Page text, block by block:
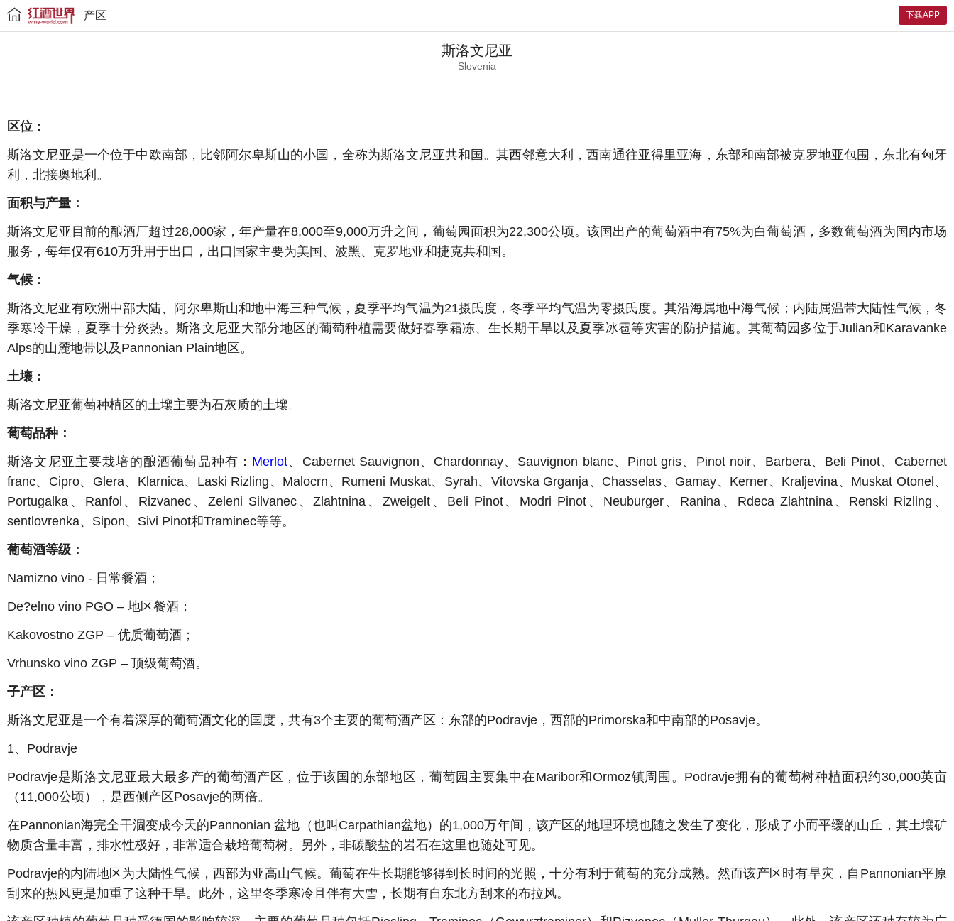
下载APP
产区
斯洛文尼亚
Slovenia
区位：
斯洛文尼亚是一个位于中欧南部，比邻阿尔卑斯山的小国，全称为斯洛文尼亚共和国。其西邻意大利，西南通往亚得里亚海，东部和南部被克罗地亚包围，东北有匈牙
利，北接奥地利。
面积与产量：
斯洛文尼亚目前的酿酒厂超过28,000家，年产量在8,000至9,000万升之间，葡萄园面积为22,300公顷。该国出产的葡萄酒中有75%为白葡萄酒，多数葡萄酒为国内市场
服务，每年仅有610万升用于出口，出口国家主要为美国、波黑、克罗地亚和捷克共和国。
气候：
斯洛文尼亚有欧洲中部大陆、阿尔卑斯山和地中海三种气候，夏季平均气温为21摄氏度，冬季平均气温为零摄氏度。其沿海属地中海气候；内陆属温带大陆性气候，冬
季寒冷干燥，夏季十分炎热。斯洛文尼亚大部分地区的葡萄种植需要做好春季霜冻、生长期干旱以及夏季冰雹等灾害的防护措施。其葡萄园多位于Julian和Karavanke
Alps的山麓地带以及Pannonian Plain地区。
土壤：
斯洛文尼亚葡萄种植区的土壤主要为石灰质的土壤。
葡萄品种：
斯洛文尼亚主要栽培的酿酒葡萄品种有： Merlot、Cabernet Sauvignon、Chardonnay、Sauvignon blanc、Pinot gris、Pinot noir、Barbera、Beli Pinot、Cabernet
franc、Cipro、Glera、Klarnica、Laski Rizling、Malocrn、Rumeni Muskat、Syrah、Vitovska Grganja、Chasselas、Gamay、Kerner、Kraljevina、Muskat Otonel、
Portugalka、Ranfol、Rizvanec、Zeleni Silvanec、Zlahtnina、Zweigelt、Beli Pinot、Modri Pinot、Neuburger、Ranina、Rdeca Zlahtnina、Renski Rizling、
sentlovrenka、Sipon、Sivi Pinot和Traminec等等。
葡萄酒等级：
Namizno vino - 日常餐酒；
De?elno vino PGO – 地区餐酒；
Kakovostno ZGP – 优质葡萄酒；
Vrhunsko vino ZGP – 顶级葡萄酒。
子产区：
斯洛文尼亚是一个有着深厚的葡萄酒文化的国度，共有3个主要的葡萄酒产区：东部的Podravje，西部的Primorska和中南部的Posavje。
1、Podravje
Podravje是斯洛文尼亚最大最多产的葡萄酒产区，位于该国的东部地区，葡萄园主要集中在Maribor和Ormoz镇周围。Podravje拥有的葡萄树种植面积约30,000英亩
（11,000公顷），是西侧产区Posavje的两倍。
在Pannonian海完全干涸变成今天的Pannonian 盆地（也叫Carpathian盆地）的1,000万年间，该产区的地理环境也随之发生了变化，形成了小而平缓的山丘，其土壤矿
物质含量丰富，排水性极好，非常适合栽培葡萄树。另外，非碳酸盐的岩石在这里也随处可见。
Podravje的内陆地区为大陆性气候，西部为亚高山气候。葡萄在生长期能够得到长时间的光照，十分有利于葡萄的充分成熟。然而该产区时有旱灾，自Pannonian平原
刮来的热风更是加重了这种干旱。此外，这里冬季寒冷且伴有大雪，长期有自东北方刮来的布拉风。